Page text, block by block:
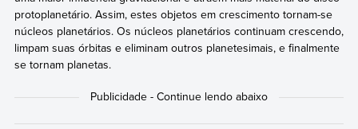
protoplanetário. Assim, estes objetos em crescimento tornam-se
núcleos planetários. Os núcleos planetários continuam crescendo,
limpam suas órbitas e eliminam outros planetesimais, e finalmente
se tornam planetas.